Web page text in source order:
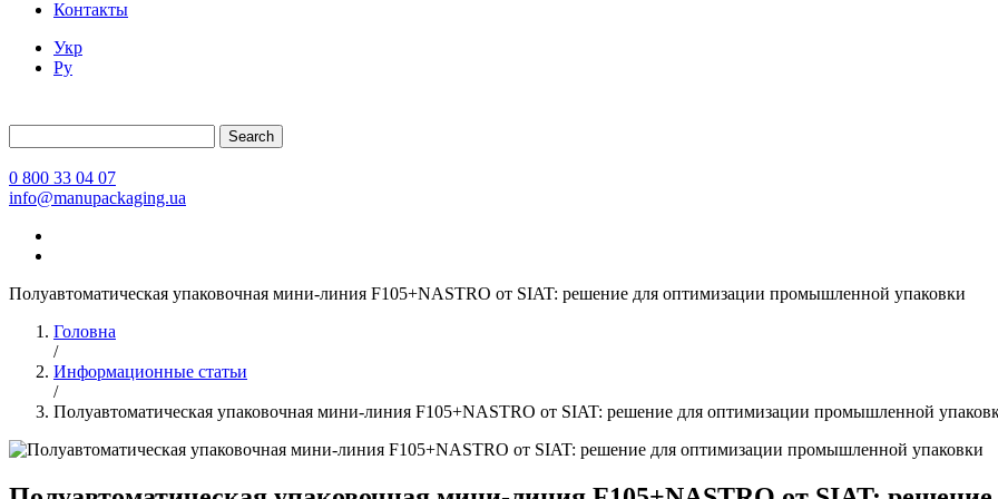
Контакты
Укр
Ру
Search
0 800 33 04 07
info@manupackaging.ua
Полуавтоматическая упаковочная мини-линия F105+NASTRO от SIAT: решение для оптимизации промышленной упаковки
Головна
/
Информационные статьи
/
Полуавтоматическая упаковочная мини-линия F105+NASTRO от SIAT: решение для оптимизации промышленной